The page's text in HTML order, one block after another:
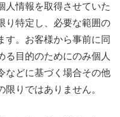
人情報を取得させていた
り特定し、必要な範囲の
す。お客様から事前に同
る目的のためにのみ個人
などに基づく場合その他
りではありません。